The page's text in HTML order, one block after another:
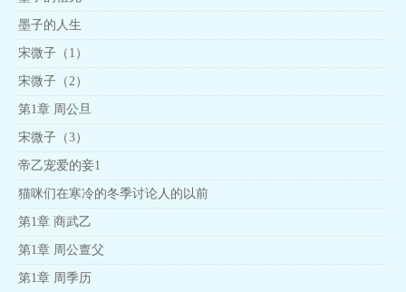
墨子的人生
宋微子（1）
宋微子（2）
第1章 周公旦
宋微子（3）
帝乙宠爱的妾1
猫咪们在寒冷的冬季讨论人的以前
第1章 商武乙
第1章 周公亶父
第1章 周季历